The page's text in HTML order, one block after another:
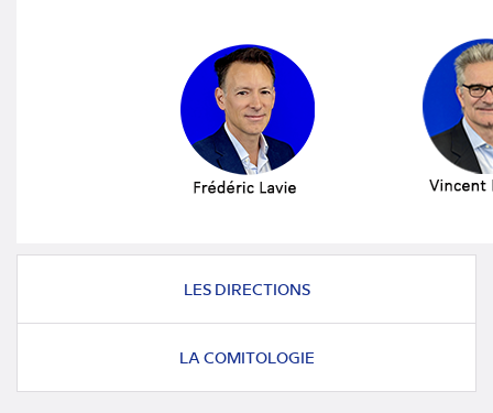
LES DIRECTIONS
LA COMITOLOGIE